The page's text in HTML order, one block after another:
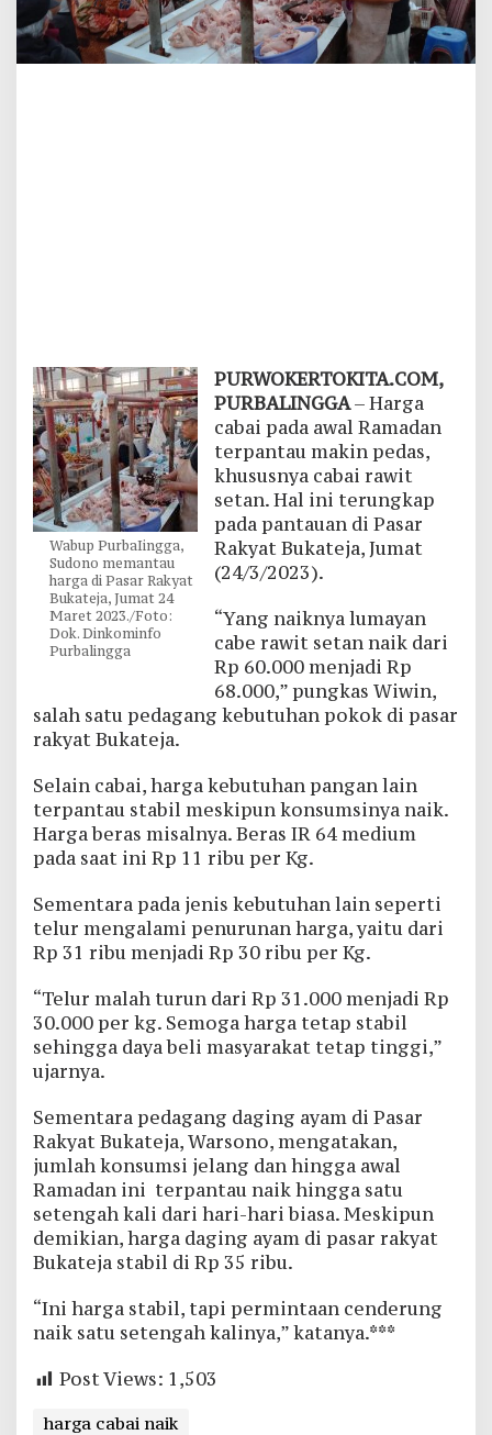
Wabup PurbaIingga,
Sudono memantau
harga di Pasar Rakyat
Bukateja, Jumat 24
Maret 2023./Foto:
Dok. Dinkominfo
Purbalingga
PURWOKERTOKITA.COM,
PURBALINGGA– Harga
cabai pada awal Ramadan
terpantau makin pedas,
khususnya cabai rawit
setan. Hal ini terungkap
pada pantauan di Pasar
Rakyat Bukateja, Jumat
(24/3/2023).
“Yang naiknya lumayan
cabe rawit setan naik dari
Rp 60.000 menjadi Rp
68.000,” pungkas Wiwin,
salah satu pedagang kebutuhan pokok di pasar
rakyat Bukateja.
Selain cabai, harga kebutuhan pangan lain
terpantau stabil meskipun konsumsinya naik.
Harga beras misalnya. Beras IR 64 medium
pada saat ini Rp 11 ribu per Kg.
Sementara pada jenis kebutuhan lain seperti
telur mengalami penurunan harga, yaitu dari
Rp 31 ribu menjadi Rp 30 ribu per Kg.
“Telur malah turun dari Rp 31.000 menjadi Rp
30.000 per kg. Semoga harga tetap stabil
sehingga daya beli masyarakat tetap tinggi,”
ujarnya.
Sementara pedagang daging ayam di Pasar
Rakyat Bukateja, Warsono, mengatakan,
jumlah konsumsi jelang dan hingga awal
Ramadan ini terpantau naik hingga satu
setengah kali dari hari-hari biasa. Meskipun
demikian, harga daging ayam di pasar rakyat
Bukateja stabil di Rp 35 ribu.
“Ini harga stabil, tapi permintaan cenderung
naik satu setengah kalinya,” katanya.***
Post Views: 1,503
harga cabai naik